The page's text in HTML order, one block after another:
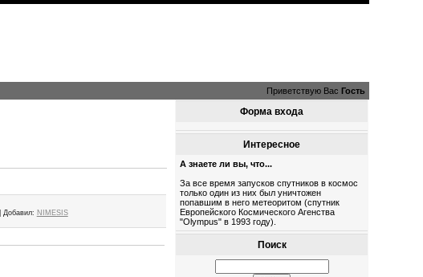
Приветствую Вас Гость
Добавил: NIMESIS
Форма входа
Интересное
А знаете ли вы, что...
За все время запусков спутников в космос
только один из них был уничтожен
попавшим в него метеоритом (спутник
Европейского Космического Агенства
"Olympus" в 1993 году).
Поиск